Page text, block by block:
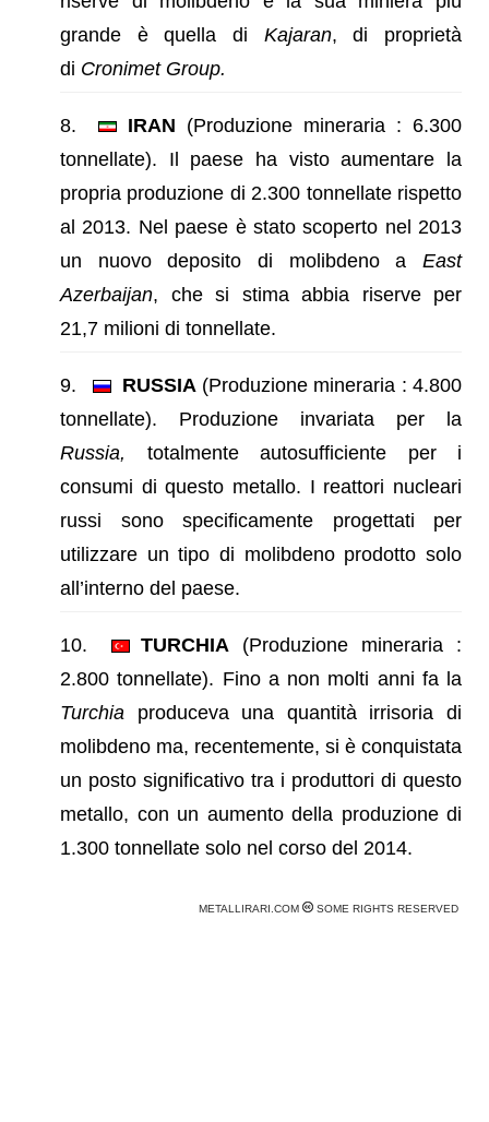
grande è quella di Kajaran, di proprietà
di Cronimet Group.
IRAN (Produzione mineraria : 6.300
tonnellate). Il paese ha visto aumentare la
propria produzione di 2.300 tonnellate rispetto
al 2013. Nel paese è stato scoperto nel 2013
un nuovo deposito di molibdeno a East
Azerbaijan, che si stima abbia riserve per
21,7 milioni di tonnellate.
RUSSIA (Produzione mineraria : 4.800
tonnellate). Produzione invariata per la
Russia, totalmente autosufficiente per i
consumi di questo metallo. I reattori nucleari
russi sono specificamente progettati per
utilizzare un tipo di molibdeno prodotto solo
all’interno del paese.
TURCHIA (Produzione mineraria :
2.800 tonnellate). Fino a non molti anni fa la
Turchia produceva una quantità irrisoria di
molibdeno ma, recentemente, si è conquistata
un posto significativo tra i produttori di questo
metallo, con un aumento della produzione di
1.300 tonnellate solo nel corso del 2014.
METALLIRARI.COM SOME RIGHTS RESERVED